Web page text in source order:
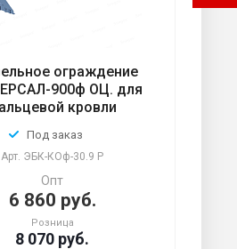
ограждение
900ф ОЦ. для
кровли
Под заказ
Арт. ЭБК-КОф-30.9 Р
Опт
6 860 руб.
Розница
8 070 руб.